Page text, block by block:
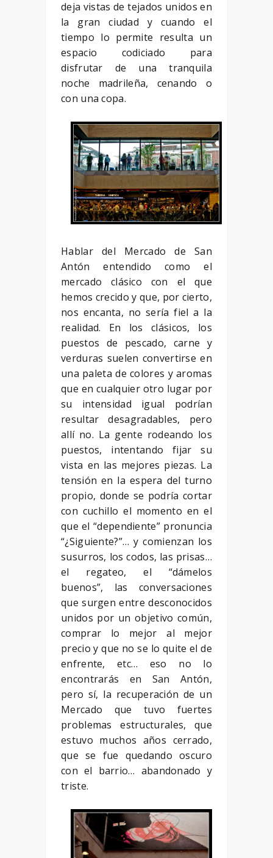
deja vistas de tejados unidos en
la gran ciudad y cuando el
tiempo lo permite resulta un
espacio codiciado para
disfrutar de una tranquila
noche madrileña, cenando o
con una copa.
Hablar del Mercado de San
Antón entendido como el
mercado clásico con el que
hemos crecido y que, por cierto,
nos encanta, no sería fiel a la
realidad. En los clásicos, los
puestos de pescado, carne y
verduras suelen convertirse en
una paleta de colores y aromas
que en cualquier otro lugar por
su intensidad igual podrían
resultar desagradables, pero
allí no. La gente rodeando los
puestos, intentando fijar su
vista en las mejores piezas. La
tensión en la espera del turno
propio, donde se podría cortar
con cuchillo el momento en el
que el “dependiente” pronuncia
“¿Siguiente?”… y comienzan los
susurros, los codos, las prisas…
el regateo, el “dámelos
buenos”, las conversaciones
que surgen entre desconocidos
unidos por un objetivo común,
comprar lo mejor al mejor
precio y que no se lo quite el de
enfrente, etc… eso no lo
encontrarás en San Antón,
pero sí, la recuperación de un
Mercado que tuvo fuertes
problemas estructurales, que
estuvo muchos años cerrado,
que se fue quedando oscuro
con el barrio… abandonado y
triste.